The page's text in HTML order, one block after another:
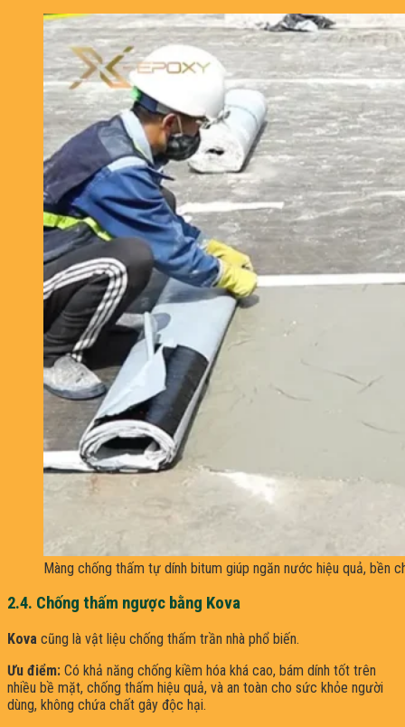
Màng chống thấm tự dính bitum giúp ngăn nước hiệu quả, bền
2.4. Chống thấm ngược bằng Kova
Kova cũng là vật liệu chống thấm trần nhà phổ biến.
Ưu điểm: Có khả năng chống kiềm hóa khá cao, bám dính tốt trên
nhiều bề mặt, chống thấm hiệu quả, và an toàn cho sức khỏe người
dùng, không chứa chất gây độc hại.